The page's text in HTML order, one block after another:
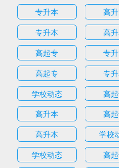
专升本
高
专升本
高
高起专
专
高起专
专
学校动态
高
高升本
高
高升本
学校
学校动态
高